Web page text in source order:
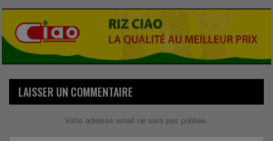
LAISSER UN COMMENTAIRE
Votre adresse email ne sera pas publiée.